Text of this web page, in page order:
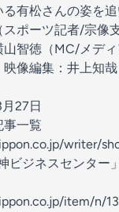
有松さんの姿を追
ポーツ記者/宗像
智徳（MC/メデ
像編集：井上知
27日
一覧
writer/
ビジネスセンター
item/n/